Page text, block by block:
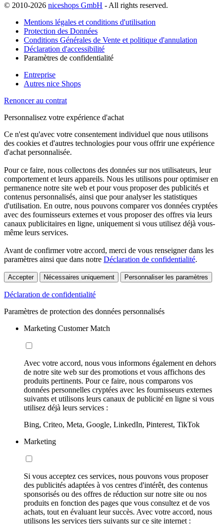
© 2010-2026 niceshops GmbH - All rights reserved.
Mentions légales et conditions d'utilisation
Protection des Données
Conditions Générales de Vente et politique d'annulation
Déclaration d'accessibilité
Paramètres de confidentialité
Entreprise
Autres nice Shops
Renoncer au contrat
Personnalisez votre expérience d'achat
Ce n'est qu'avec votre consentement individuel que nous utilisons
des cookies et d'autres technologies pour vous offrir une expérience
d'achat personnalisée.
Pour ce faire, nous collectons des données sur nos utilisateurs, leur
comportement et leurs appareils. Nous les utilisons pour optimiser en
permanence notre site web et pour vous proposer des publicités et
contenus personnalisés, ainsi que pour analyser les statistiques
d'utilisation. En outre, nous pouvons comparer vos données cryptées
avec des fournisseurs externes et vous proposer des offres via leurs
canaux publicitaires en ligne, uniquement si vous utilisez déjà vous-
même leurs services.
Avant de confirmer votre accord, merci de vous renseigner dans les
paramètres ainsi que dans notre Déclaration de confidentialité.
Accepter Nécessaires uniquement Personnaliser les paramètres
Déclaration de confidentialité
Paramètres de protection des données personnalisés
Marketing Customer Match
Avec votre accord, nous vous informons également en dehors
de notre site web sur des promotions et vous affichons des
produits pertinents. Pour ce faire, nous comparons vos
données personnelles cryptées avec les fournisseurs externes
suivants et utilisons leurs canaux de publicité en ligne si vous
utilisez déjà leurs services :
Bing, Criteo, Meta, Google, LinkedIn, Pinterest, TikTok
Marketing
Si vous acceptez ces services, nous pouvons vous proposer
des publicités adaptées à vos centres d'intérêt, des contenus
sponsorisés ou des offres de réduction sur notre site ou nos
produits en fonction des pages que vous consultez et de vos
achats, tout en évaluant leur succès. Avec votre accord, nous
utilisons les services tiers suivants sur ce site internet :